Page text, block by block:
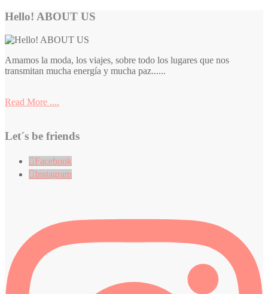
Hello! ABOUT US
Amamos la moda, los viajes, sobre todo los lugares que nos
transmitan mucha energía y mucha paz......
Read More ....
Let´s be friends
Facebook
Instagram